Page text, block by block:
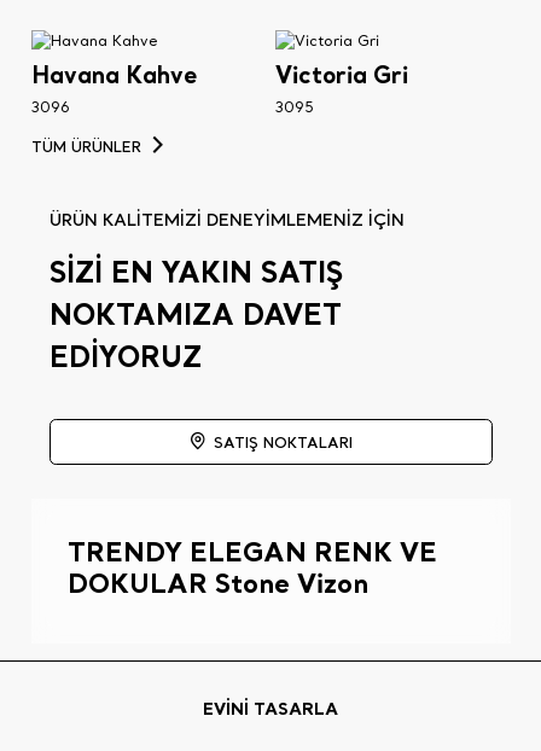
Havana Kahve
3096
Victoria Gri
3095
TÜM ÜRÜNLER
ÜRÜN KALİTEMİZİ DENEYİMLEMENİZ İÇİN
SİZİ EN YAKIN SATIŞ
NOKTAMIZA DAVET
EDİYORUZ
SATIŞ NOKTALARI
TRENDY ELEGAN RENK VE
DOKULAR Stone Vizon
EVİNİ TASARLA